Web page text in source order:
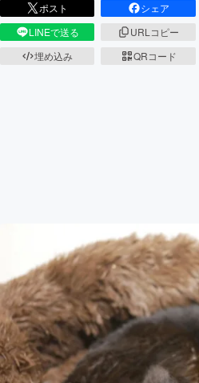
ポスト
シェア
LINEで送る
URLコピー
埋め込み
QRコード